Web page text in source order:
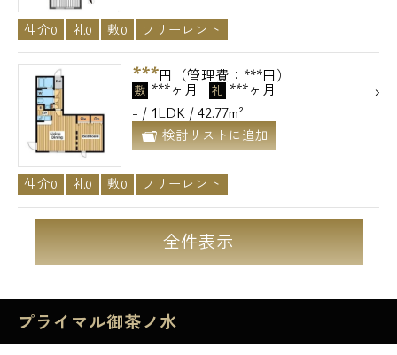
仲介0 礼0 敷0 フリーレント
***円（管理費：***円）
敷 ***ヶ月 礼 ***ヶ月
- / 1LDK / 42.77m²
検討リストに追加
仲介0 礼0 敷0 フリーレント
全件表示
プライマル御茶ノ水